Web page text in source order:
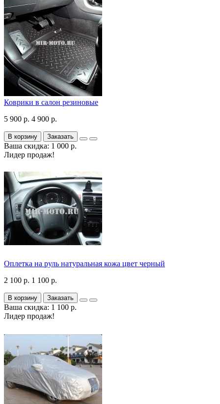
Коврики в салон резиновые
5 900 р. 4 900 р.
В корзину Заказать
Ваша скидка: 1 000 р.
Лидер продаж!
Оплетка на руль натуральная кожа цвет черный
2 100 р. 1 100 р.
В корзину Заказать
Ваша скидка: 1 100 р.
Лидер продаж!